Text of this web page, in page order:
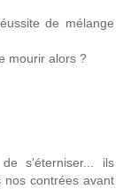
de mélange
mourir alors ?
s'éterniser... ils
contrées avant